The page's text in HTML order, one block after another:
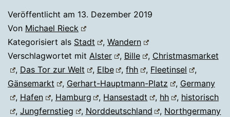
Veröffentlicht am 13. Dezember 2019
Von Michael Rieck
Kategorisiert als Stadt , Wandern
Verschlagwortet mit Alster , Bille , Christmasmarket
, Das Tor zur Welt , Elbe ,fhh , Fleetinsel
,
Gänsemarkt
, Gerhart-Hauptmann-Platz , Germany
, Hafen , Hamburg , Hansestadt , hh , historisch
, Jungfernstieg , Norddeutschland , Northgermany